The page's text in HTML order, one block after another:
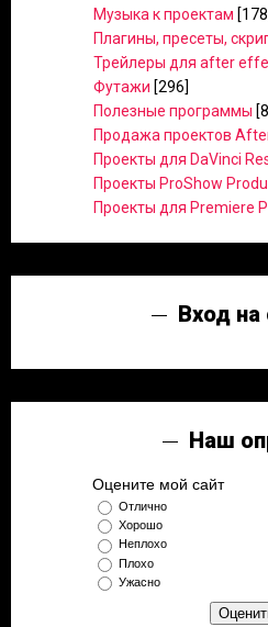
Музыка к проектам
Плагины, пресеты,
Трейлеры для after
Футажи [296]
Полезные программы
Продажа проектов
Проекты для DaVinci
Проекты ProShow
Проекты для Premiere
Вход на
Наш
Оцените мой сайт
Отлично
Хорошо
Неплохо
Плохо
Ужасно